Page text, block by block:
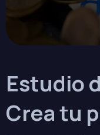
Estudio
Crea tu